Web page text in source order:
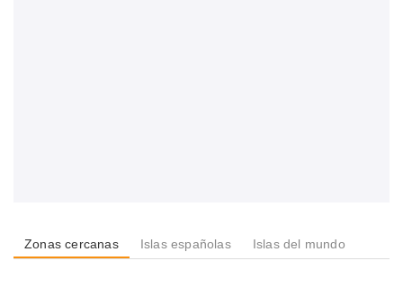
Zonas cercanas Islas españolas Islas del mundo